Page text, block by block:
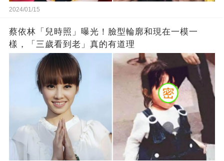
2024/01/15
蔡依林「兒時照」曝光！臉型輪廓和現在一模一
樣，「三歲看到老」真的有道理